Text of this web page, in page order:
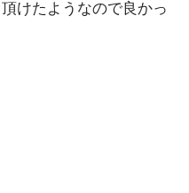
けたようなので良かっ